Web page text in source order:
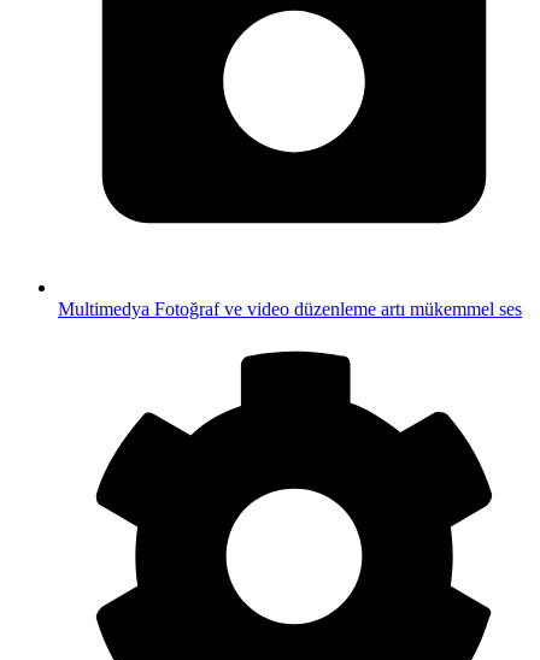
Multimedya Fotoğraf ve video düzenleme artı mükemmel ses